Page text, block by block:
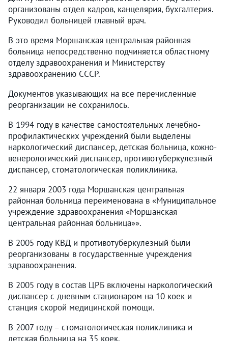
организованы отдел кадров, канцелярия, бухгалтерия.
Руководил больницей главный врач.
В это время Моршанская центральная районная
больница непосредственно подчиняется областному
отделу здравоохранения и Министерству
здравоохранению СССР.
Документов указывающих на все перечисленные
реорганизации не сохранилось.
В 1994 году в качестве самостоятельных лечебно-
профилактических учреждений были выделены
наркологический диспансер, детская больница, кожно-
венерологический диспансер, противотуберкулезный
диспансер, стоматологическая поликлиника.
22 января 2003 года Моршанская центральная
районная больница переименована в «Муниципальное
учреждение здравоохранения «Моршанская
центральная районная больница»».
В 2005 году КВД и противотуберкулезный были
реорганизованы в государственные учреждения
здравоохранения.
В 2005 году в состав ЦРБ включены наркологический
диспансер с дневным стационаром на 10 коек и
станция скорой медицинской помощи.
В 2007 году – стоматологическая поликлиника и
детская больница на 35 коек.